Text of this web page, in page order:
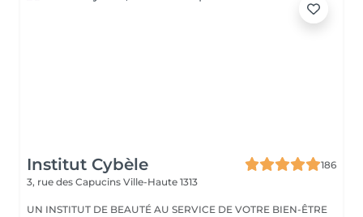
Institut Cybèle
186
3, rue des Capucins Ville-Haute 1313
UN INSTITUT DE BEAUTÉ AU SERVICE DE VOTRE BIEN-ÊTRE